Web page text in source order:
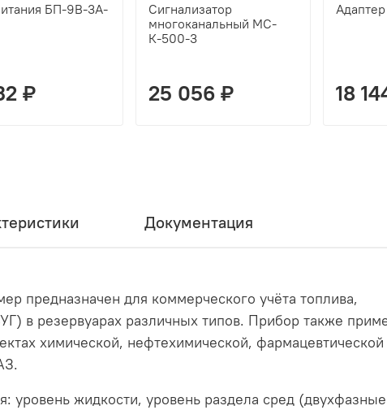
БП-9В-3А-
₽
Сигнализатор
многоканальный МС-
К-500-3
25 056 ₽ 18
Документация
предназначен для коммерческого учёта топлива,
в резервуарах различных типов. Прибор также
химической, нефтехимической, фармацевтической
жидкости, уровень раздела сред